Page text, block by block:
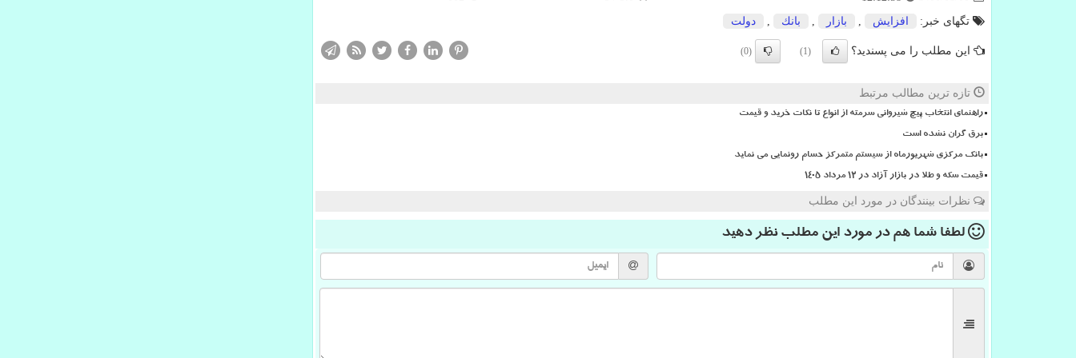
تگهای خبر: افزایش بازار بانك دولت
این مطلب را می پسندید؟ (1)
(0)
تازه ترین مطالب مرتبط
راهنمای انتخاب پیچ شیروانی سرمته از انواع تا نکات خرید و قیمت
برق گران نشده است
بانک مرکزی شهریورماه از سیستم متمرکز حسام رونمایی می نماید
قیمت سکه و طلا در بازار آزاد در ۱۲ مرداد ۱۴۰۵
نظرات بینندگان در مورد این مطلب
لطفا شما همدر مورد این مطلب نظر دهید